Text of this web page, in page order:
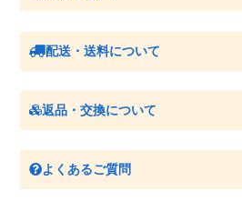
配送・送料について
返品・交換について
よくあるご質問